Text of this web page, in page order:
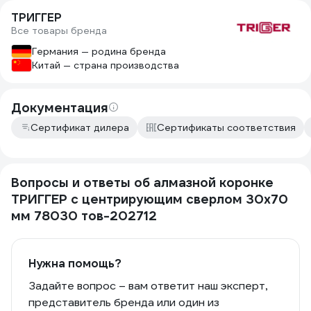
ТРИГГЕР
Все товары бренда
Германия — родина бренда
Китай — страна производства
Документация
Сертификат дилера Сертификаты соответствия
Вопросы и ответы об алмазной коронке
ТРИГГЕР с центрирующим сверлом 30х70
мм 78030 тов-202712
Нужна помощь?
Задайте вопрос – вам ответит наш эксперт,
представитель бренда или один из